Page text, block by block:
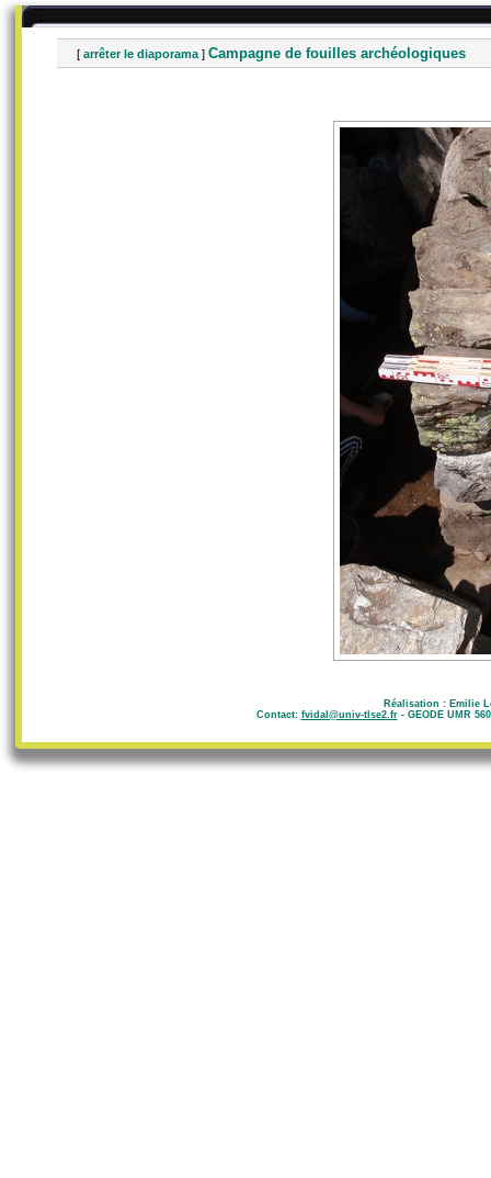
[ arrêter le diaporama ] Campagne de fouilles archéologiques
Réalisation : Emilie
Contact: fvidal@univ-tlse2.fr- GEODE UMR